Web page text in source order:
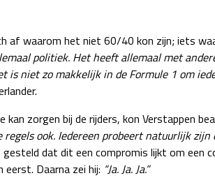
af waarom het niet 60/40 kon zijn; iets
politiek. Het heeft allemaal met
is niet zo makkelijk in de Formule 1 om
zorgen bij de rijders, kon Verstappen
regels ook. Iedereen probeert natuurlijk zijn
dat dit een compromis lijkt om een
Daarna zei hij: “Ja. Ja. Ja.”